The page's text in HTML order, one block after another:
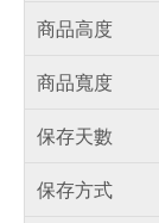
商品高度
商品寬度
保存天數
保存方式